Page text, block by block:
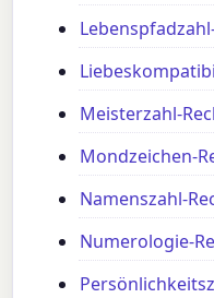
Meisterzahl-
Mondzeichen-
Namenszahl-
Numerologie-